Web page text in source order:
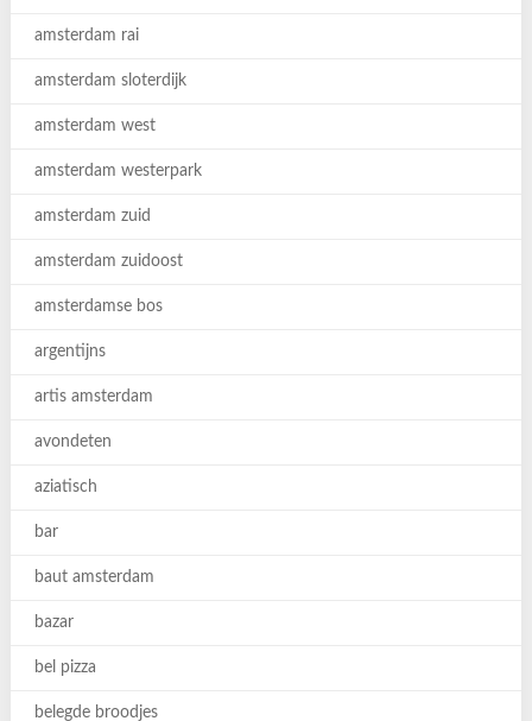
amsterdam rai
amsterdam sloterdijk
amsterdam west
amsterdam westerpark
amsterdam zuid
amsterdam zuidoost
amsterdamse bos
argentijns
artis amsterdam
avondeten
aziatisch
bar
baut amsterdam
bazar
bel pizza
belegde broodjes